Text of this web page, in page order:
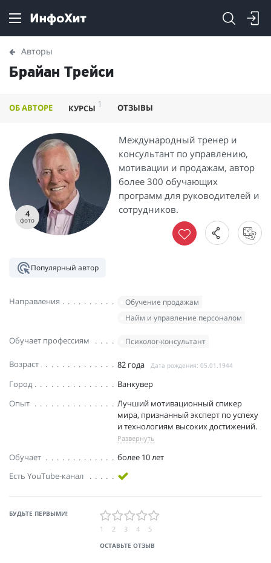
Авторы
Брайан Трейси
ОБ АВТОРЕ КУРСЫ 1 ОТЗЫВЫ
4
фото
Международный тренер и
консультант по управлению,
мотивации и продажам, автор
более 300 обучающих
программ для руководителей и
сотрудников.
Популярный автор
Направления
Обучение продажам
Найм и управление персоналом
Обучает профессиям Психолог-консультант
Возраст 82 года Дата рождения: 05.01.1944
Город
Ванкувер
Опыт
Лучший мотивационный спикер
мира, признанный эксперт по успеху
и технологиям высоких достижений.
Развернуть
Обучает
более 10 лет
Есть YouTube-канал
БУДЬТЕ ПЕРВЫМИ!
ОСТАВЬТЕ ОТЗЫВ
1 2 3 4 5